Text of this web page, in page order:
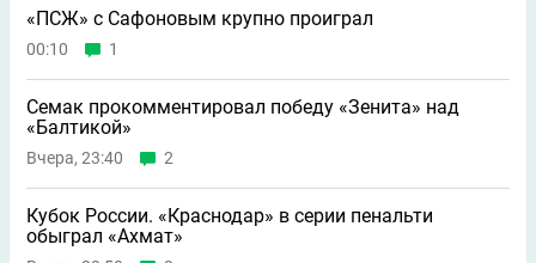
«ПСЖ» с Сафоновым крупно проиграл
00:10 1
Семак прокомментировал победу «Зенита» над
«Балтикой»
Вчера, 23:40 2
Кубок России. «Краснодар» в серии пенальти
обыграл «Ахмат»